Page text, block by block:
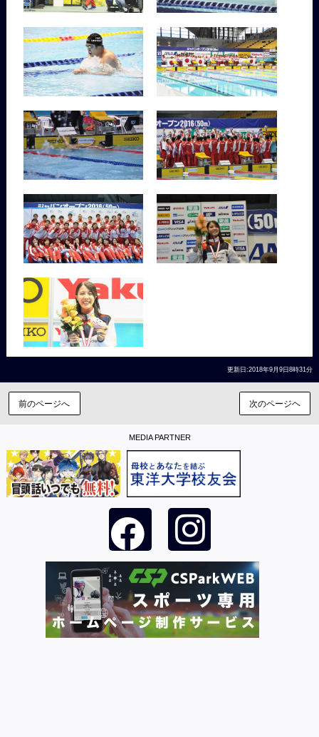
更新日:2018年9月9日8時31分
前のページへ 次のページヘ
MEDIA PARTNER